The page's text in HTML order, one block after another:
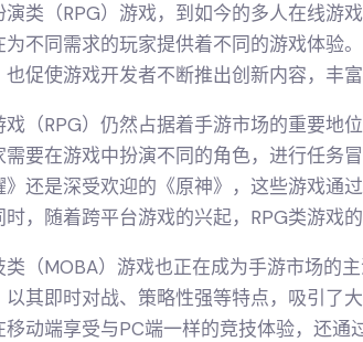
类（RPG）游戏，到如今的多人在线游
不同需求的玩家提供着不同的游戏体验
促使游戏开发者不断推出创新内容，丰富
（RPG）仍然占据着手游市场的重要地
要在游戏中扮演不同的角色，进行任务
还是深受欢迎的《原神》，这些游戏通
，随着跨平台游戏的兴起，RPG类游戏
（MOBA）游戏也正在成为手游市场的
其即时对战、策略性强等特点，吸引了
动端享受与PC端一样的竞技体验，还通